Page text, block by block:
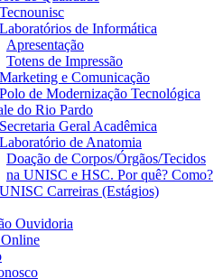
Tecnounisc
Laboratórios de Informática
Apresentação
Totens de Impressão
Marketing e Comunicação
Polo de Modernização Tecnológica
do Rio Pardo
Secretaria Geral Acadêmica
Laboratório de Anatomia
Doação de Corpos/Órgãos/Tecidos
na UNISC e HSC. Por quê? Como?
UNISC Carreiras (Estágios)
Ouvidoria